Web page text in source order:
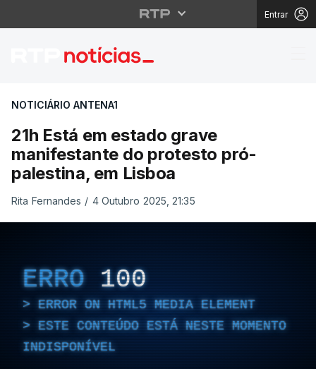
Entrar
21h Está em estado
NOTICIÁRIO ANTENA1
21h Está em estado grave
manifestante do protesto pró-
palestina, em Lisboa
Rita Fernandes / 4 Outubro 2025, 21:35
ERRO 100
ERROR ON HTML5 MEDIA ELEMENT
ESTE CONTEÚDO ESTÁ NESTE MOMENTO
INDISPONÍVEL